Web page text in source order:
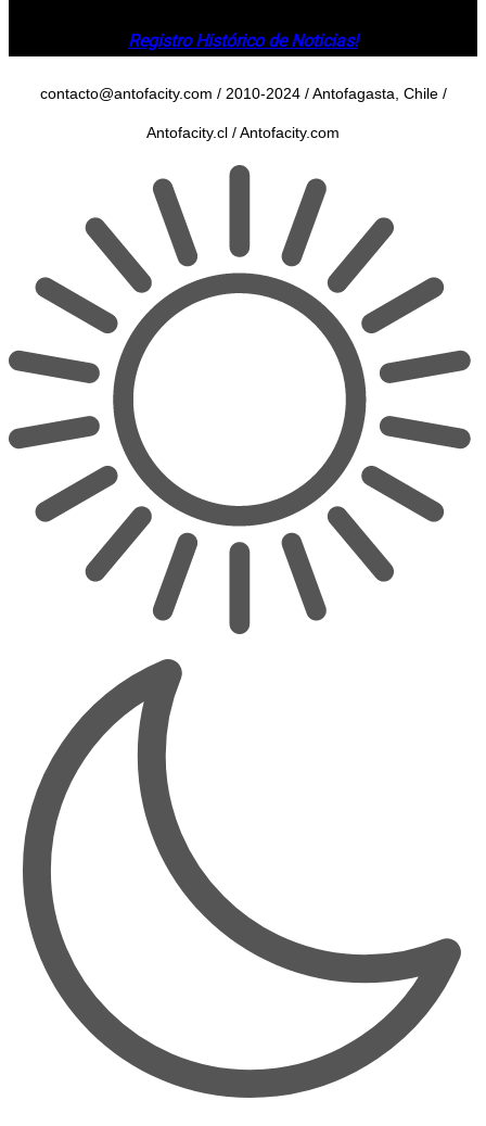
Registro Histórico de Noticias!
contacto@antofacity.com / 2010-2024 / Antofagasta, Chile /
Antofacity.cl / Antofacity.com